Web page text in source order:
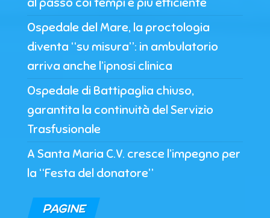
Ospedale del Mare, la proctologia
diventa “su misura”: in ambulatorio
arriva anche l’ipnosi clinica
Ospedale di Battipaglia chiuso,
garantita la continuità del Servizio
Trasfusionale
A Santa Maria C.V. cresce l’impegno per
la “Festa del donatore”
PAGINE